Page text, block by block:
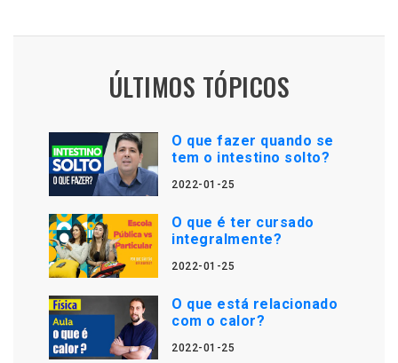
ÚLTIMOS TÓPICOS
O que fazer quando se
tem o intestino solto?
2022-01-25
O que é ter cursado
integralmente?
2022-01-25
O que está relacionado
com o calor?
2022-01-25